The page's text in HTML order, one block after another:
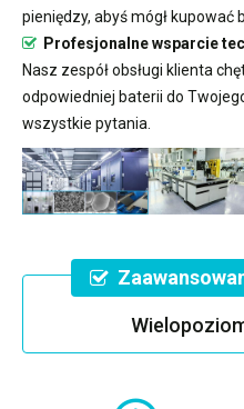
pieniędzy, abyś mógł kupować
Profesjonalne wsparcie
Nasz zespół obsługi klienta
odpowiedniej baterii do
wszystkie pytania.